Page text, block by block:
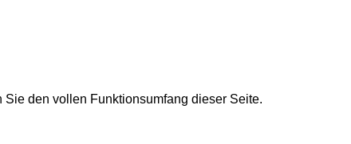
den vollen Funktionsumfang dieser Seite.